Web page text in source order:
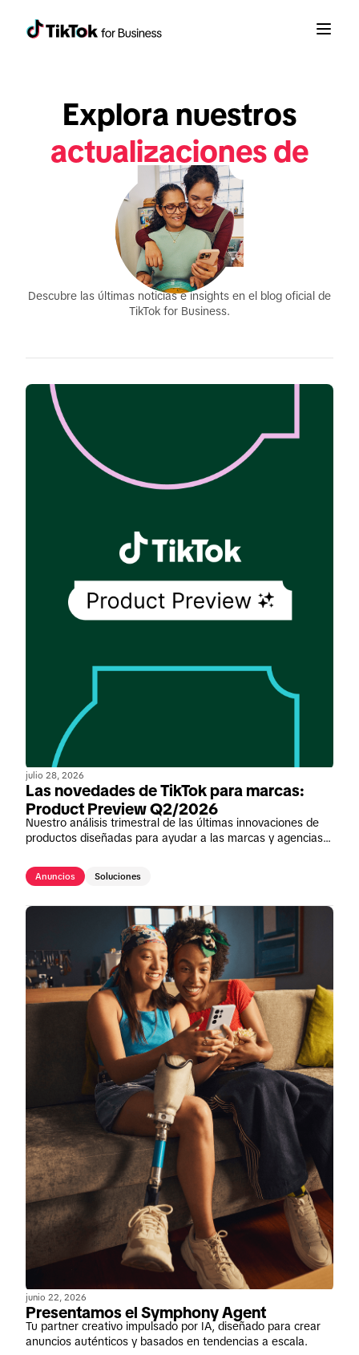
Explora nuestros
actualizaciones de
productos
informes
Descubre las últimas noticias e insights en el blog oficial de
TikTok for Business.
julio 28, 2026
Las novedades de TikTok para marcas:
Product Preview Q2/2026
Nuestro análisis trimestral de las últimas innovaciones de
productos diseñadas para ayudar a las marcas y agencias a
Anuncios Soluciones
junio 22, 2026
Presentamos el Symphony Agent
Tu partner creativo impulsado por IA, diseñado para crear
anuncios auténticos y basados en tendencias a escala.